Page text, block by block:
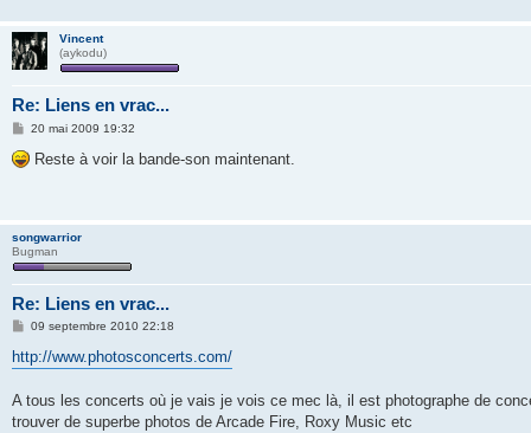
Vincent
(aykodu)
Re: Liens en vrac...
M
s
s
20 mai 2009 19:32
Reste à voir la bande-son maintenant.
songwarrior
Bugman
Re: Liens en vrac...
M
s
s
g
e
09 septembre 2010 22:18
http://www.photosconcerts.com/
A tous les concerts où je vais je vois ce mec là, il est photographe de
trouver de superbe photos de Arcade Fire, Roxy Music etc